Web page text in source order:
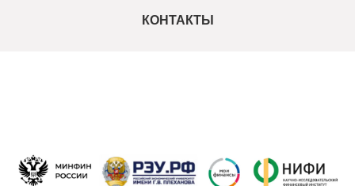
КОНТАКТЫ